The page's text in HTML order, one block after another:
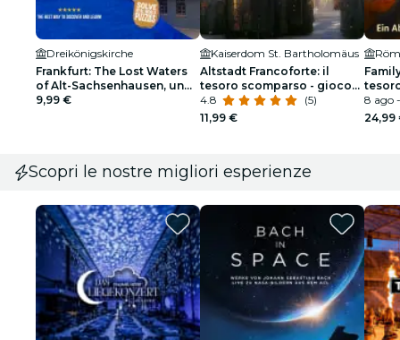
Dreikönigskirche
Frankfurt: The Lost Waters
of Alt-Sachsenhausen, un
gioco di esplorazione
9,99 €
Kaiserdom St. Bartholomäus
Altstadt Francoforte: il
tesoro scomparso - gioco
di esplorazione
4.8
(5)
11,99 €
8 ago
24,99
Scopri le nostre migliori esperienze